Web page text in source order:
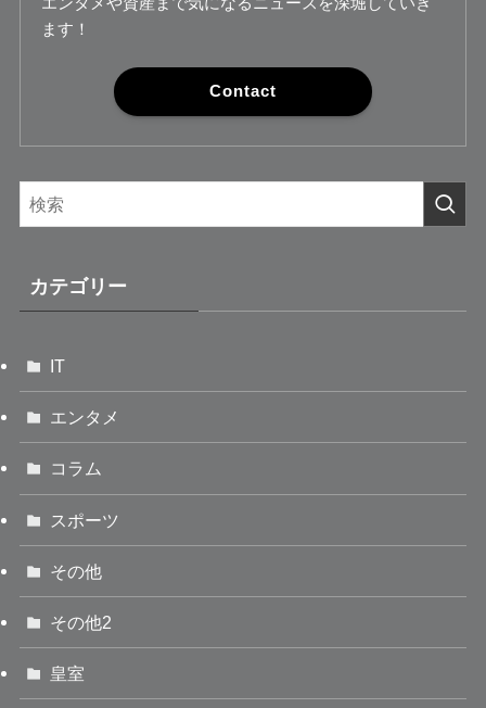
ます！
Contact
カテゴリー
IT
エンタメ
コラム
スポーツ
その他
その他2
皇室